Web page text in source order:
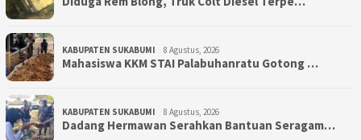
KABUPATEN SUKABUMI 8 Agustus, 2026
Mahasiswa KKM STAI Palabuhanratu Gotong …
KABUPATEN SUKABUMI 8 Agustus, 2026
Dadang Hermawan Serahkan Bantuan Seragam…